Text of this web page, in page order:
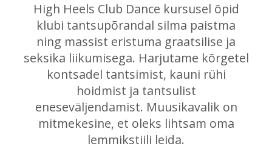
High Heels Club Dance kursusel õpid
klubi tantsupõrandal silma paistma
ning massist eristuma graatsilise ja
seksika liikumisega. Harjutame kõrgetel
kontsadel tantsimist, kauni rühi
hoidmist ja tantsulist
eneseväljendamist. Muusikavalik on
mitmekesine, et oleks lihtsam oma
lemmikstiili leida.